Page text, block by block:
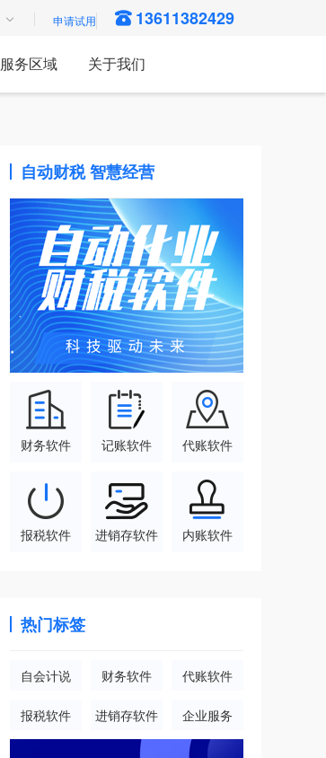
13611382429
服务区域 关于我们
自动财税 智慧经营
财务软件 记账软件 代账软件
报税软件 进销存软件 内账软件
热门标签
自会计说 财务软件 代账软件
报税软件 进销存软件 企业服务